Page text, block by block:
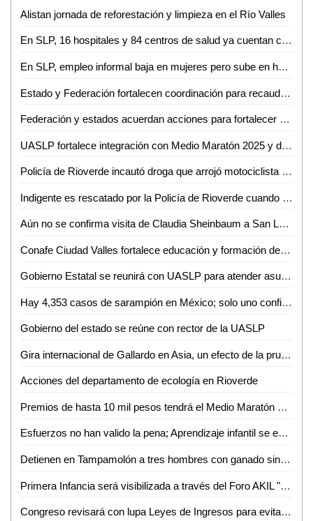
Alistan jornada de reforestación y limpieza en el Río Valles
En SLP, 16 hospitales y 84 centros de salud ya cuentan con abasto del programa Rutas de la Salud
En SLP, empleo informal baja en mujeres pero sube en hombres: Inegi
Estado y Federación fortalecen coordinación para recaudación fiscal
Federación y estados acuerdan acciones para fortalecer a las policías y Fiscalías del país
UASLP fortalece integración con Medio Maratón 2025 y da a conocer playera y medalla de su edición 42
Policía de Rioverde incautó droga que arrojó motociclista sobre el camino a ejido San Francisco.
Indigente es rescatado por la Policía de Rioverde cuando agonizaba en una zanja.
Aún no se confirma visita de Claudia Sheinbaum a San Luis Potosí por inauguración de universidad
Conafe Ciudad Valles fortalece educación y formación de voluntarios en ocho municipios
Gobierno Estatal se reunirá con UASLP para atender asuntos pendientes
Hay 4,353 casos de sarampión en México; solo uno confirmado en SLP
Gobierno del estado se reúne con rector de la UASLP
Gira internacional de Gallardo en Asia, un efecto de la prudencia de Sheinbaum: César Lara
Acciones del departamento de ecología en Rioverde
Premios de hasta 10 mil pesos tendrá el Medio Maratón de la UASLP en Ciudad Valles
Esfuerzos no han valido la pena; Aprendizaje infantil se encuentra estancado en Ciudad Valles
Detienen en Tampamolón a tres hombres con ganado sin documentos
Primera Infancia será visibilizada a través del Foro AKIL "Infancias, Raíz de Futuro" en Ciudad Valles
Congreso revisará con lupa Leyes de Ingresos para evitar aumentos "descabellados": Dulcelina Sánchez